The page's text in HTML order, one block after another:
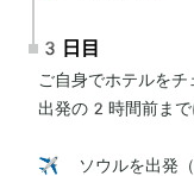
3日目
ご自身でホテルをチ
出発の2時間前まで
✈️ ソウルを出